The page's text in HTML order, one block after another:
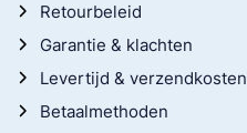
Retourbeleid
Garantie & klachten
Levertijd & verzendkosten
Betaalmethoden